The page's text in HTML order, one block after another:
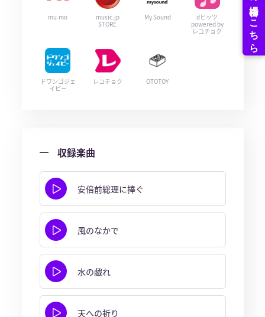
mu-mo
music.jp
STORE
My Sound
dヒッツ
powered by
レコチョク
ドワンゴジェ
イピー
レコチョク OTOTOY
収録楽曲
安倍前総理に捧ぐ
風のなかで
水の戯れ
天への祈り